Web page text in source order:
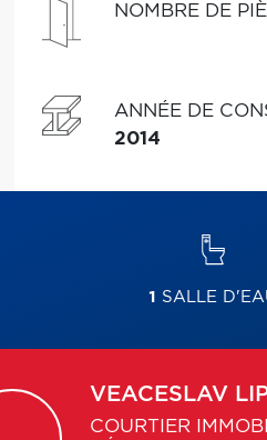
NOMBRE DE
ANNÉE DE
2014
1 SALLE
VEACESLAV
COURTIER